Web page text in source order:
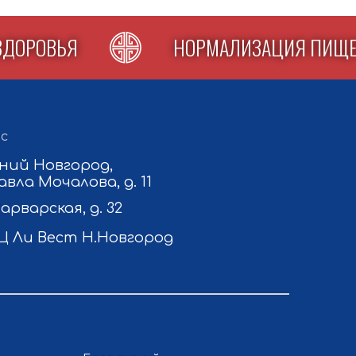
ЗДОРОВЬЯ НОРМАЛИЗАЦИЯ
д. 32
Новгород,
Мочалова, д. 11
Ли Вест Н.Новгород